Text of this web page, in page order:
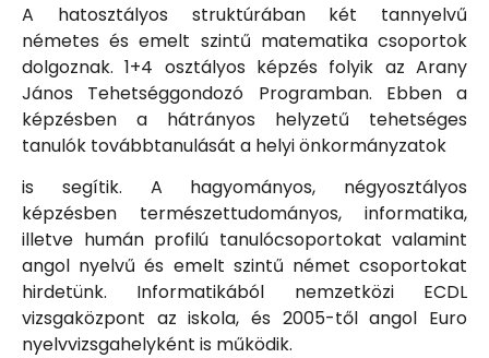
A hatosztályos struktúrában két tannyelvű
németes és emelt szintű matematika csoportok
dolgoznak. 1+4 osztályos képzés folyik az Arany
János Tehetséggondozó Programban. Ebben a
képzésben a hátrányos helyzetű tehetséges
tanulók továbbtanulását a helyi önkormányzatok
is segítik. A hagyományos, négyosztályos
képzésben természettudományos, informatika,
illetve humán profilú tanulócsoportokat valamint
angol nyelvű és emelt szintű német csoportokat
hirdetünk. Informatikából nemzetközi ECDL
vizsgaközpont az iskola, és 2005-től angol Euro
nyelvvizsgahelyként is működik.